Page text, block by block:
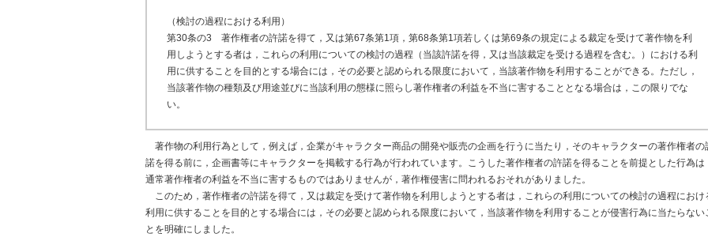
（検討の過程における利用）
第30条の3 著作権者の許諾を得て，又は第67条第1項，第68条第1項若しくは第69条の規定による裁定を受けて著作物を利
用しようとする者は，これらの利用についての検討の過程（当該許諾を得，又は当該裁定を受ける過程を含む。）における利
用に供することを目的とする場合には，その必要と認められる限度において，当該著作物を利用することができる。ただし，
当該著作物の種類及び用途並びに当該利用の態様に照らし著作権者の利益を不当に害することとなる場合は，この限りでな
い。
著作物の利用行為として，例えば，企業がキャラクター商品の開発や販売の企画を行うに当たり，そのキャラクターの著作権者の
諾を得る前に，企画書等にキャラクターを掲載する行為が行われています。こうした著作権者の許諾を得ることを前提とした行為は
通常著作権者の利益を不当に害するものではありませんが，著作権侵害に問われるおそれがありました。
このため，著作権者の許諾を得て，又は裁定を受けて著作物を利用しようとする者は，これらの利用についての検討の過程におけ
利用に供することを目的とする場合には，その必要と認められる限度において，当該著作物を利用することが侵害行為に当たらない
とを明確にしました。